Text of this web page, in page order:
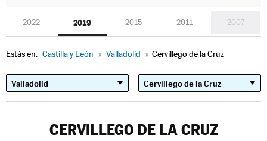
2022 2019 2015 2011 2007
Estás en: Castilla y León » Valladolid » Cervillego de la Cruz
CERVILLEGO DE LA CRUZ